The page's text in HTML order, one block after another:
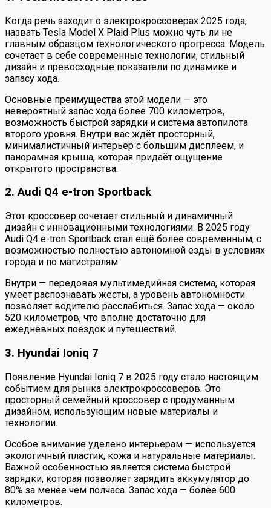
Когда речь заходит о электрокроссоверах 2025 года,
назвать Tesla Model X Plaid Plus можно чуть ли не
главным образцом технологического прогресса. Модель
сочетает в себе современные технологии, стильный
дизайн и превосходные показатели по динамике и
запасу хода.
Основные преимущества этой модели — это
невероятный запас хода более 700 километров,
возможность быстрой зарядки и система автопилота
второго уровня. Внутри вас ждёт просторный,
минималистичный интерьер с большим дисплеем, и
панорамная крыша, которая придаёт ощущение
открытого пространства.
2. Audi Q4 e-tron Sportback
Этот кроссовер сочетает стильный и динамичный
дизайн с инновационными технологиями. В 2025 году
Audi Q4 e-tron Sportback cтал ещё более современным, с
возможностью полностью автономной езды в условиях
города и по магистралям.
Внутри — передовая мультимедийная система, которая
умеет распознавать жесты, а уровень автономности
позволяет водителю расслабиться. Запас хода — около
520 километров, что вполне достаточно для
ежедневных поездок и путешествий.
3. Hyundai Ioniq 7
Появление Hyundai Ioniq 7 в 2025 году стало настоящим
событием для рынка электрокроссоверов. Это
просторный семейный кроссовер с продуманным
дизайном, использующим новые материалы и
технологии.
Особое внимание уделено интерьерам — используется
экологичный пластик, кожа и натуральные материалы.
Важной особенностью является система быстрой
зарядки, которая позволяет зарядить аккумулятор до
80% за менее чем полчаса. Запас хода — более 600
километров.